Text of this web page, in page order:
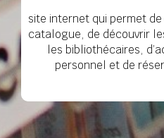
site internet qui permet
catalogue, de découvrir
les bibliothécaires,
personnel et de